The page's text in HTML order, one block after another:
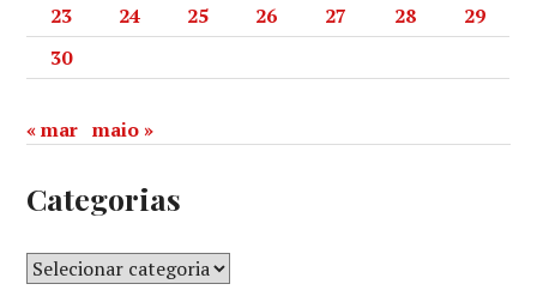
23
24 25 26 27 28
29
30
« mar maio »
Categorias